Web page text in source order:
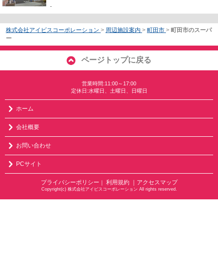
-
株式会社アイビスコーポレーション > 周辺施設案内 > 町田市 > 町田市のスーパ
ー
ページトップに戻る
営業時間:11:00～17:00
定休日:水曜日、土曜日、日曜日
ホーム
会社概要
お問い合わせ
PCサイト
プライバシーポリシー ｜ 利用規約 ｜アクセスマップ
Copyright(c) 株式会社アイビスコーポレーション All rights reserved.